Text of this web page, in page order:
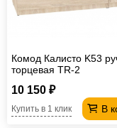
Комод Калисто K53
торцевая TR-2
10 150 ₽
В
Купить в 1 клик